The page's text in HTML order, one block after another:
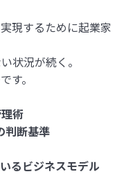
現するために起業家
状況が続く。
す。
術
判断基準
るビジネスモデル